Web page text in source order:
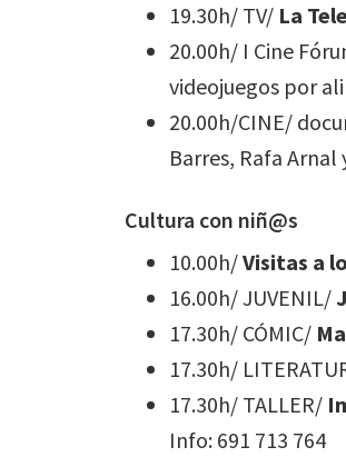
19.30h/ TV/ La
20.00h/ I Cine
videojuegos por
20.00h/CINE/
Barres, Rafa
Cultura con niñ@s
10.00h/Visitas a
16.00h/ JUVENIL/
17.30h/ CÓMIC/
17.30h/
17.30h/ TALLER/
Info: 691 713 764